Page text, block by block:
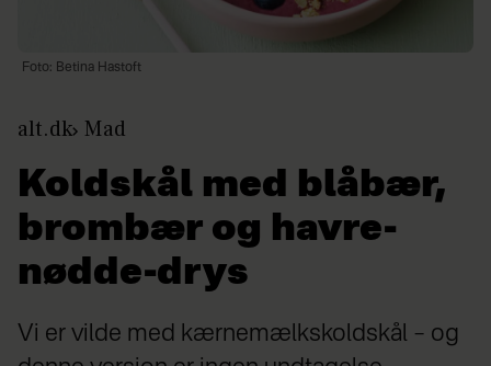
Foto: Betina Hastoft
alt.dk Mad
Koldskål med blåbær,
brombær og havre-
nødde-drys
Vi er vilde med kærnemælkskoldskål – og